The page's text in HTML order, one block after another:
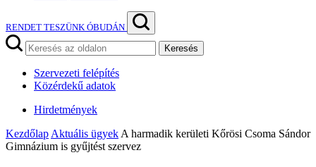
RENDET TESZÜNK ÓBUDÁN
Keresés
Szervezeti felépítés
Közérdekű adatok
Hirdetmények
Kezdőlap Aktuális ügyek A harmadik kerületi Kőrösi Csoma Sándor
Gimnázium is gyűjtést szervez